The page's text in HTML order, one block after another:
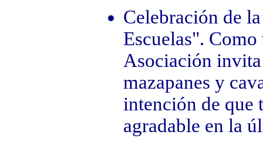
Celebración de
Escuelas".
Asociación
mazapanes y
intención de que
agradable en la